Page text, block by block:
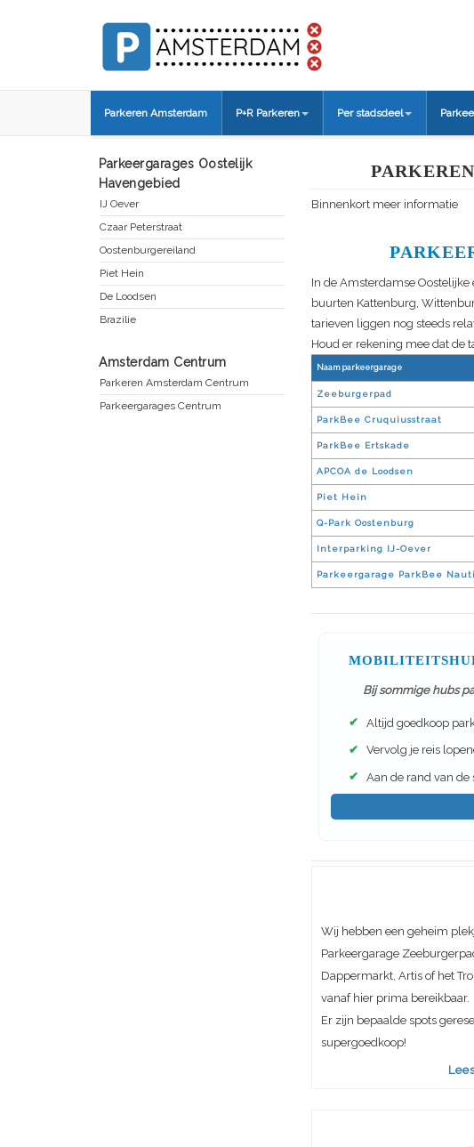
Parkeren Amsterdam P+R Parkeren Per stadsdeel
Binnenkort meer informatie
In de Amsterdamse
buurten Kattenburg,
tarieven liggen nog steeds
Houd er rekening mee dat de
Naam parkeergarage
Zeeburgerpad
ParkBee Cruquiusstraat
ParkBee Ertskade
APCOA de Loodsen
Piet Hein
Q-Park Oostenburg
Interparking IJ-Oever
Parkeergarage ParkBee
Bij sommige hubs
✔ Altijd goedkoop
✔ Vervolg je reis
✔ Aan de rand van de
Wij hebben een geheim
Parkeergarage
Dappermarkt, Artis of het
vanaf hier prima bereikbaar.
Er zijn bepaalde spots
supergoedkoop!
Parkeergarages Oostelijk
Havengebied
IJ Oever
Czaar Peterstraat
Oostenburgereiland
Piet Hein
De Loodsen
Brazilie
Amsterdam Centrum
Parkeren Amsterdam Centrum
Parkeergarages Centrum